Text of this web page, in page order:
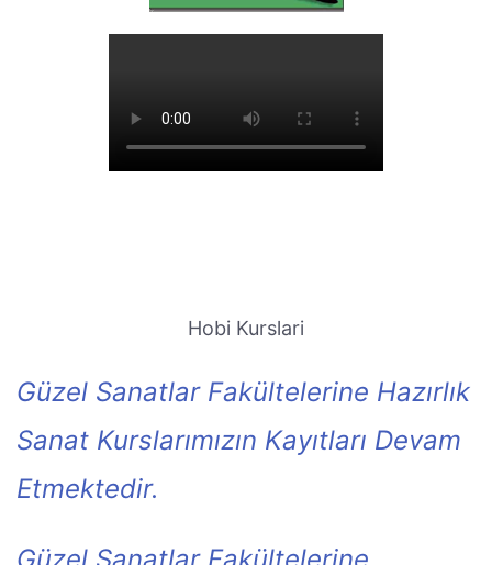
Hobi Kurslari
Güzel Sanatlar Fakültelerine Hazırlık
Sanat Kurslarımızın Kayıtları Devam
Etmektedir.